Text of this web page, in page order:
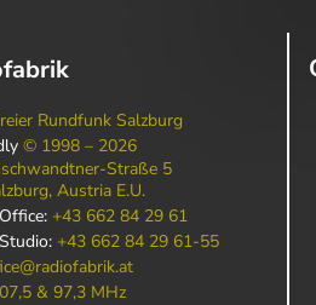
Rundfunk Salzburg
© 1998 – 2026
Straße 5
Austria E.U.
+43 662 84 29 61
+43 662 84 29 61-55
& 97,3 MHz